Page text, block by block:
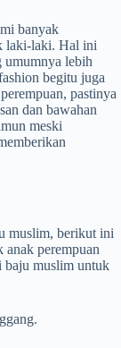
banyak
laki-laki. Hal ini
umumnya lebih
begitu juga
pastinya
dan bawahan
meski
muslim, berikut ini
anak perempuan
baju muslim untuk